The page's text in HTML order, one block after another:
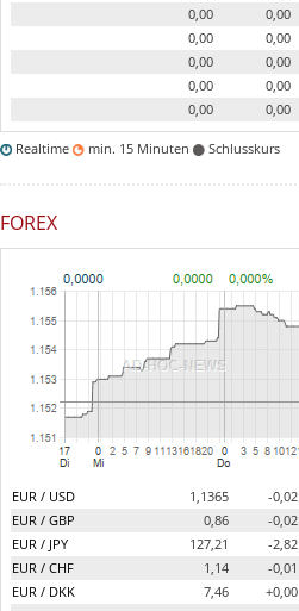
0,00
0,00
0,00
0,00
0,00
0,00
0,00
0,00
0,00
0,00
Realtime min. 15 Minuten Schlusskurs
FOREX
EUR / USD 1,1365 -0,02
EUR / GBP
0,86 -0,02
EUR / JPY
127,21 -2,82
EUR / CHF
1,14 -0,01
EUR / DKK
7,46 +0,00